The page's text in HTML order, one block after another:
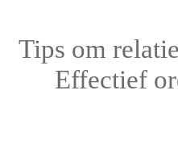
Tips om
Effectief